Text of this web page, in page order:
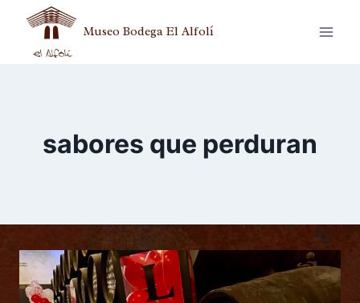
Museo Bodega El Alfolí
sabores que perduran